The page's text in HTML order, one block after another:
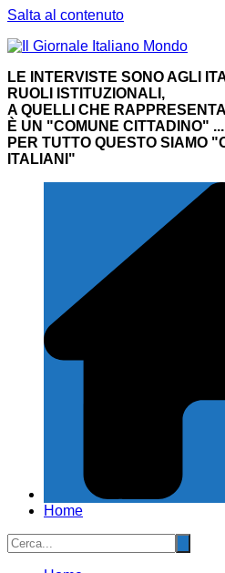
Salta al contenuto
LE INTERVISTE SONO AGLI
RUOLI ISTITUZIONALI,
A QUELLI CHE
È UN "COMUNE CITTADINO" ...
PER TUTTO QUESTO SIAMO
ITALIANI"
Home